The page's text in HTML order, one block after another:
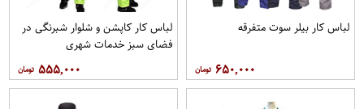
لباس کار بیلر سوت متفرقه
۶۵۰,۰۰۰
لباس کار کاپشن و شلوار شبرنگی در
فضای سبز خدمات شهری
۵۵۵,۰۰۰